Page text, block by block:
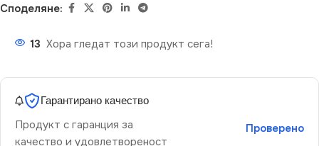
Споделяне:
13 Хора гледат този продукт сега!
Гарантирано качество
Продукт с гаранция за
качество и удовлетвореност
Проверено